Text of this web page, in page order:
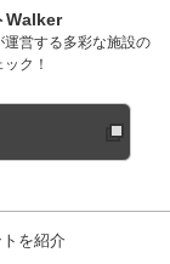
Walker
運営する多彩な施設の
ク！
を紹介